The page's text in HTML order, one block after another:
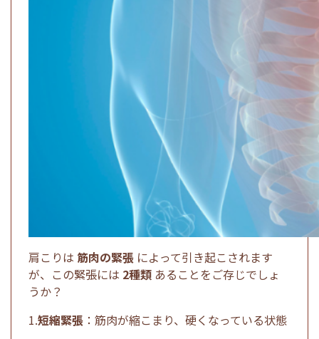
肩こりは 筋肉の緊張 によって引き起こされます
が、この緊張には 2種類 あることをご存じでしょ
うか？
1.短縮緊張 ：筋肉が縮こまり、硬くなっている状態